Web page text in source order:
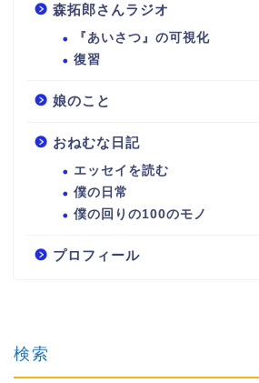
森拓郎さんラジオ
『あいさつ』の可視化
復習
娘のこと
おねむな日記
エッセイを読む
僕の日常
僕の回りの100のモノ
プロフィール
検索